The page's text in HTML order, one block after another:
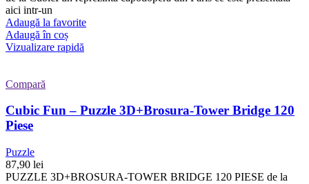
aici intr-un
Adaugă la favorite
Adaugă în coș
Vizualizare rapidă
Compară
Cubic Fun – Puzzle 3D+Brosura-Tower Bridge 120
Piese
Puzzle
87,90 lei
PUZZLE 3D+BROSURA-TOWER BRIDGE 120 PIESE de la